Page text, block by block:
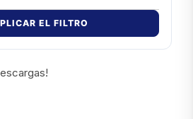
EL FILTRO